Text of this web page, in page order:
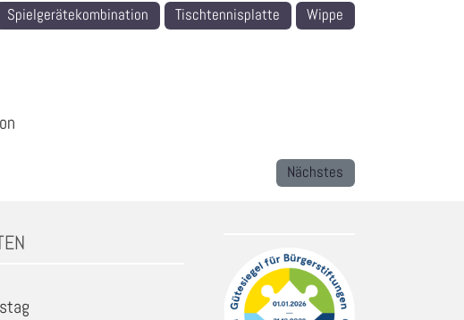
Spielgerätekombination Tischtennisplatte Wippe
Nächstes